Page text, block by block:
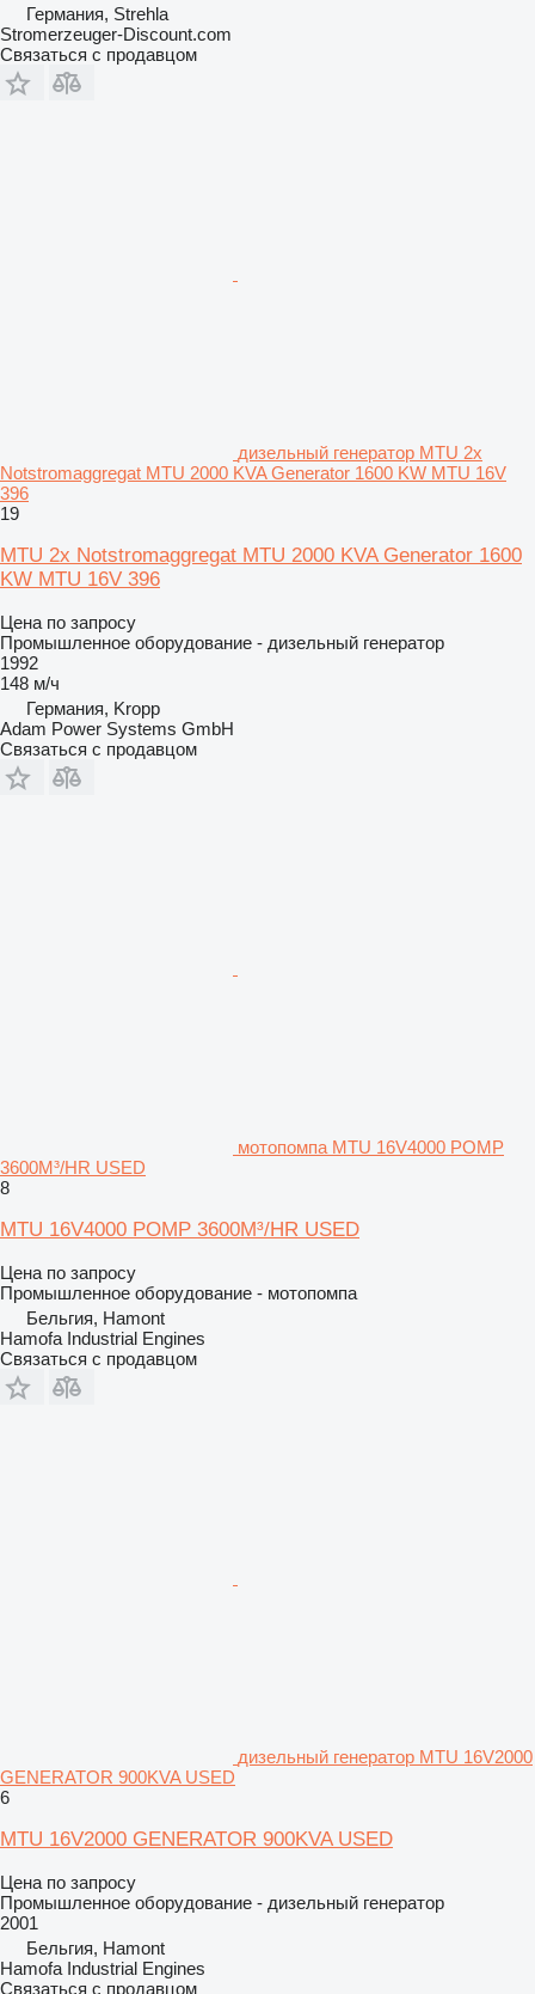
Германия, Strehla
Stromerzeuger-Discount.com
Связаться с продавцом
дизельный генератор MTU 2x
Notstromaggregat MTU 2000 KVA Generator 1600 KW MTU 16V
396
19
MTU 2x Notstromaggregat MTU 2000 KVA Generator 1600
KW MTU 16V 396
Цена по запросу
Промышленное оборудование - дизельный генератор
1992
148 м/ч
Германия, Kropp
Adam Power Systems GmbH
Связаться с продавцом
мотопомпа MTU 16V4000 POMP
3600M³/HR USED
8
MTU 16V4000 POMP 3600M³/HR USED
Цена по запросу
Промышленное оборудование - мотопомпа
Бельгия, Hamont
Hamofa Industrial Engines
Связаться с продавцом
дизельный генератор MTU 16V2000
GENERATOR 900KVA USED
6
MTU 16V2000 GENERATOR 900KVA USED
Цена по запросу
Промышленное оборудование - дизельный генератор
2001
Бельгия, Hamont
Hamofa Industrial Engines
Связаться с продавцом